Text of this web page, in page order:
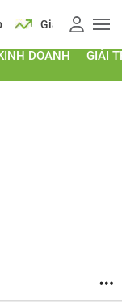
Giá vàng
DOANH GIẢI